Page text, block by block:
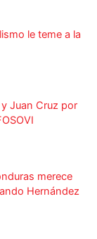
le teme a la
Juan Cruz por
merece
Hernández